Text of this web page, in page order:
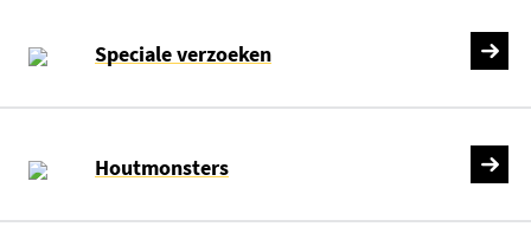
Speciale verzoeken
Houtmonsters